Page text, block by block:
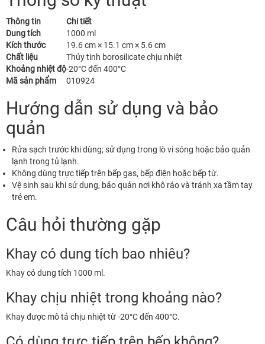
Thông tin
Chi tiết
Dung tích
1000 ml
Kích thước
19.6 cm × 15.1 cm × 5.6 cm
Chất liệu
Thủy tinh borosilicate chịu nhiệt
Khoảng nhiệt độ-20°C đến 400°C
Mã sản phẩm
010924
Hướng dẫn sử dụng và bảo
quản
Rửa sạch trước khi dùng; sử dụng trong lò vi sóng hoặc bảo quản
lạnh trong tủ lạnh.
Không dùng trực tiếp trên bếp gas, bếp điện hoặc bếp từ.
Vệ sinh sau khi sử dụng, bảo quản nơi khô ráo và tránh xa tầm tay
trẻ em.
Câu hỏi thường gặp
Khay có dung tích bao nhiêu?
Khay có dung tích 1000 ml.
Khay chịu nhiệt trong khoảng nào?
Khay được mô tả chịu nhiệt từ -20°C đến 400°C.